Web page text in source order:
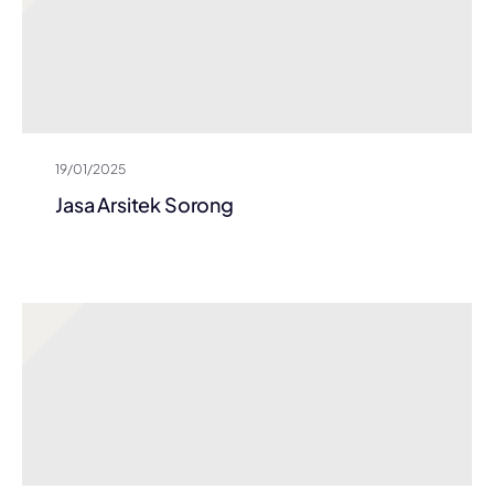
19/01/2025
Jasa Arsitek Sorong